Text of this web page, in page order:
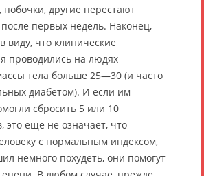
другие перестают
после первых недель. Наконец,
виду, что клинические
проводились на людях
тела больше 25—30 (и часто
диабетом). И если им
сбросить 5 или 10
это ещё не означает, что
с нормальным индексом,
немного похудеть, они помогут